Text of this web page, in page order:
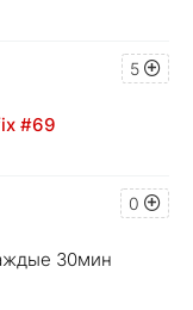
5
#69
0
30мин